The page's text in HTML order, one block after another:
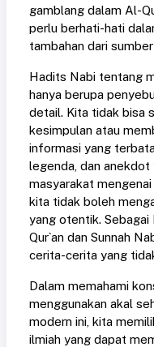
gamblang dalam Al-
perlu berhati-hati
tambahan dari sumber
Hadits Nabi tentang
hanya berupa
detail. Kita tidak bisa
kesimpulan atau
informasi yang
legenda, dan
masyarakat
kita tidak boleh
yang otentik.
Qur`an dan Sunnah
cerita-cerita yang
Dalam memahami
menggunakan akal
modern ini, kita
ilmiah yang dapat